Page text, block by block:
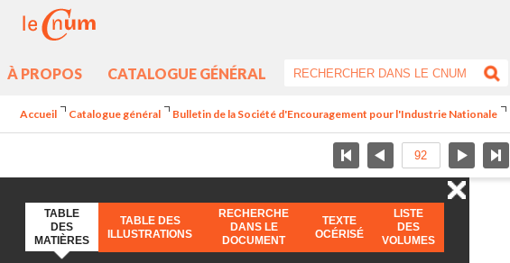
À PROPOS CATALOGUE GÉNÉRAL
Accueil Catalogue général Bulletin de la Société d'Encouragement pour l'Industrie Nationale
TABLE
DES
MATIÈRES
TABLE DES
ILLUSTRATIONS
RECHERCHE
DANS LE
DOCUMENT
TEXTE
OCÉRISÉ
LISTE
DES
VOLUMES